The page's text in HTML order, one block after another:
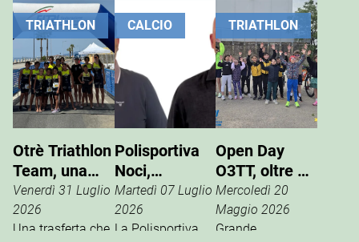
TRIATHLON
Otrè Triathlon
Team, una
giornata di
sport, tifo e
condivisione
Venerdì 31 Luglio
2026
Una trasferta che
CALCIO
Polisportiva
Noci,
Giuseppe
Pinto nuovo
presidente
Martedì 07 Luglio
2026
La Polisportiva
TRIATHLON
Open Day
O3TT, oltre 50
bambini al
Foro Boario
Mercoledì 20
Maggio 2026
Grande